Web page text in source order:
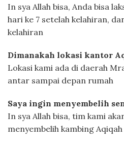
In sya Allah bisa, Anda bisa
hari ke 7 setelah kelahiran,
kelahiran
Dimanakah lokasi kantor
Lokasi kami ada di daerah
antar sampai depan rumah
Saya ingin menyembelih
In sya Allah bisa, tim kami
menyembelih kambing